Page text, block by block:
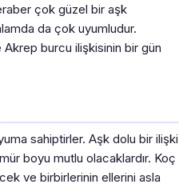
çok güzel bir aşk
da çok uyumludur.
burcu ilişkisinin bir gün
sahiptirler. Aşk dolu bir ilişki
boyu mutlu olacaklardır. Koç
ve birbirlerinin ellerini asla